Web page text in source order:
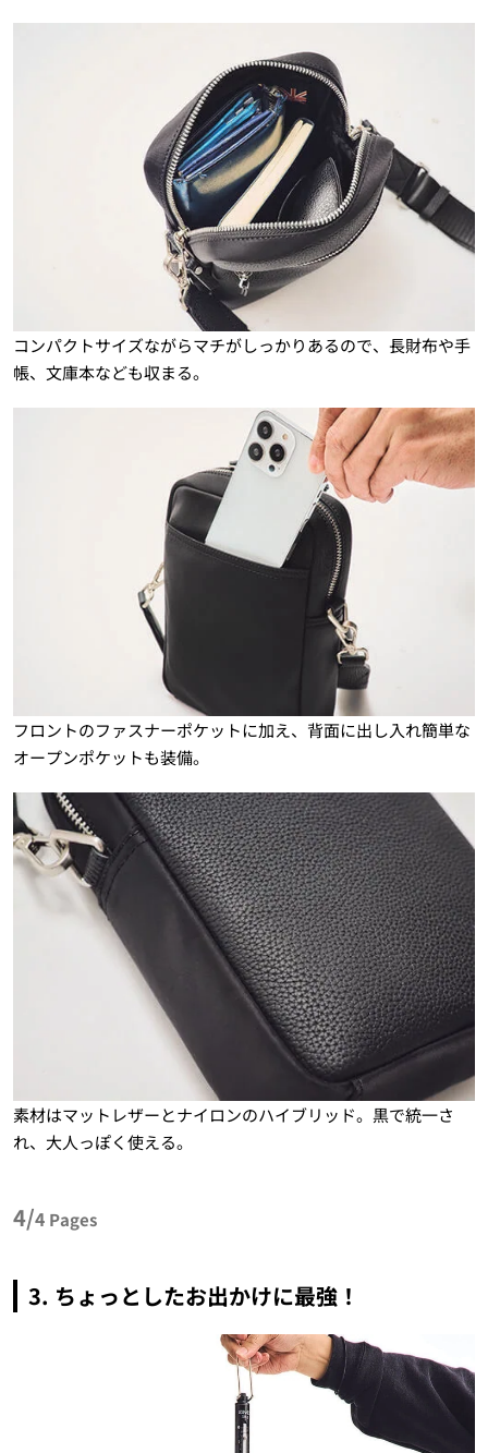
コンパクトサイズながらマチがしっかりあるので、長財布や手
帳、文庫本なども収まる。
フロントのファスナーポケットに加え、背面に出し入れ簡単な
オープンポケットも装備。
素材はマットレザーとナイロンのハイブリッド。黒で統一さ
れ、大人っぽく使える。
4/4 Pages
3. ちょっとしたお出かけに最強！